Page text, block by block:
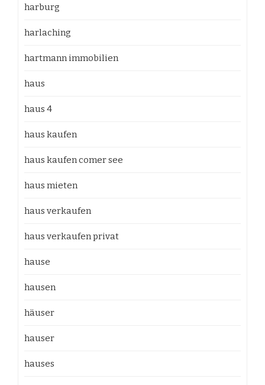
harburg
harlaching
hartmann immobilien
haus
haus 4
haus kaufen
haus kaufen comer see
haus mieten
haus verkaufen
haus verkaufen privat
hause
hausen
häuser
hauser
hauses